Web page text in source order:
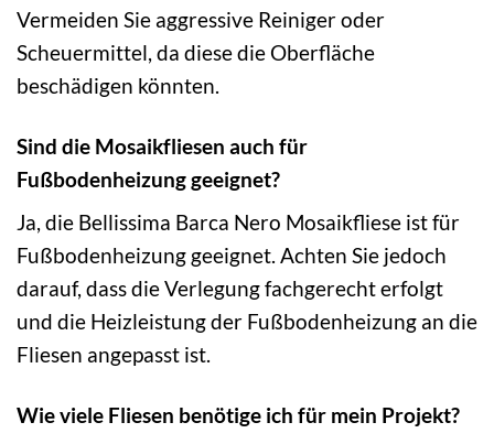
Vermeiden Sie aggressive Reiniger oder
Scheuermittel, da diese die Oberfläche
beschädigen könnten.
Sind die Mosaikfliesen auch für
Fußbodenheizung geeignet?
Ja, die Bellissima Barca Nero Mosaikfliese ist für
Fußbodenheizung geeignet. Achten Sie jedoch
darauf, dass die Verlegung fachgerecht erfolgt
und die Heizleistung der Fußbodenheizung an die
Fliesen angepasst ist.
Wie viele Fliesen benötige ich für mein Projekt?